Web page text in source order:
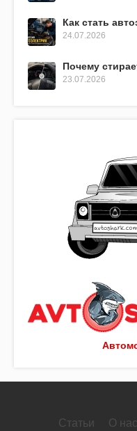
Как стать
24.07.2026
Почему
23.07.2026
Статьи О нас